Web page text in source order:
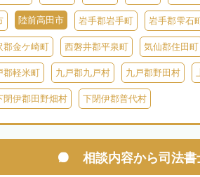
陸前高田市 岩手郡岩手町 岩手郡雫石
郡金ケ崎町 西磐井郡平泉町 気仙郡住田町
郡軽米町 九戸郡九戸村 九戸郡野田村
閉伊郡田野畑村 下閉伊郡普代村
相談内容から司法書